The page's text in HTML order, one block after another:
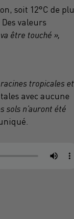
soit 12°C de
valeurs
être touché »,
tropicales et
avec aucune
sols n’auront été